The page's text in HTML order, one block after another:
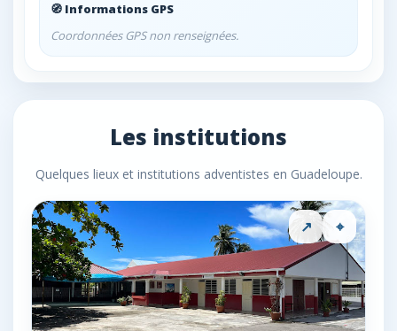
🧭 Informations GPS
Coordonnées GPS non renseignées.
Les institutions
Quelques lieux et institutions adventistes en Guadeloupe.
↗ ⌖